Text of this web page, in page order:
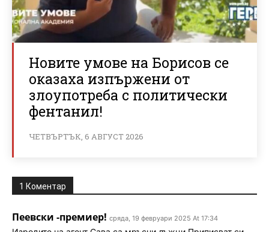
Новите умове на Борисов се
оказаха изпържени от
злоупотреба с политически
фентанил!
ЧЕТВЪРТЪК, 6 АВГУСТ 2026
1 Коментар
Пеевски -премиер! сряда, 19 февруари 2025 At 17:34